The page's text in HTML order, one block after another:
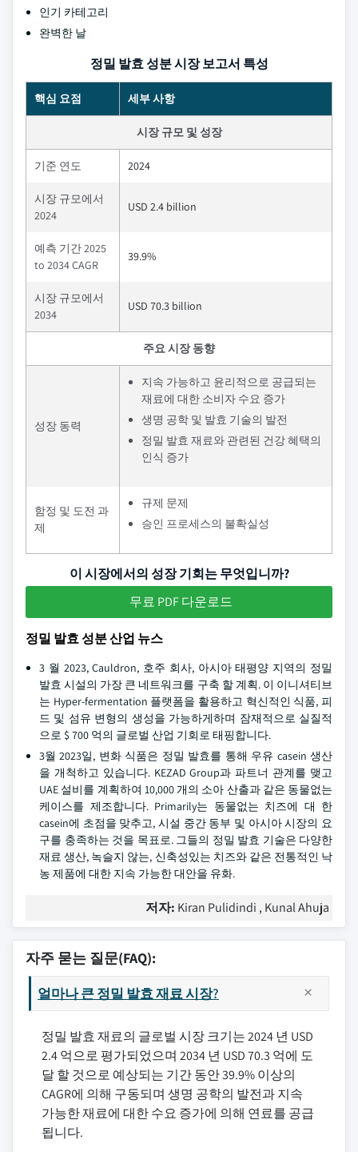
인기 카테고리
완벽한 날
정밀 발효 성분 시장 보고서 특성
핵심 요점 세부 사항
시장 규모 및 성장
기준 연도 2024
시장 규모에서
2024
USD 2.4 billion
예측 기간 2025
to 2034 CAGR
39.9%
시장 규모에서
2034
USD 70.3 billion
주요 시장 동향
성장 동력
지속 가능하고 윤리적으로 공급되는
재료에 대한 소비자 수요 증가
생명 공학 및 발효 기술의 발전
정밀 발효 재료와 관련된 건강 혜택의
인식 증가
함정 및 도전 과
제
규제 문제
승인 프로세스의 불확실성
이 시장에서의 성장 기회는 무엇입니까?
무료 PDF 다운로드
정밀 발효 성분 산업 뉴스
3 월 2023, Cauldron, 호주 회사, 아시아 태평양 지역의 정밀
발효 시설의 가장 큰 네트워크를 구축 할 계획. 이 이니셔티브
는 Hyper-fermentation 플랫폼을 활용하고 혁신적인 식품, 피
드 및 섬유 변형의 생성을 가능하게하며 잠재적으로 실질적
으로 $ 700 억의 글로벌 산업 기회로 태핑합니다.
3월 2023일, 변화 식품은 정밀 발효를 통해 우유 casein 생산
을 개척하고 있습니다. KEZAD Group과 파트너 관계를 맺고
UAE 설비를 계획하여 10,000 개의 소아 산출과 같은 동물없는
케이스를 제조합니다. Primarily는 동물없는 치즈에 대 한
casein에 초점을 맞추고, 시설 중간 동부 및 아시아 시장의 요
구를 충족하는 것을 목표로. 그들의 정밀 발효 기술은 다양한
재료 생산, 녹슬지 않는, 신축성있는 치즈와 같은 전통적인 낙
농 제품에 대한 지속 가능한 대안을 유화.
저자: Kiran Pulidindi , Kunal Ahuja
자주 묻는 질문(FAQ):
얼마나 큰 정밀 발효 재료 시장?
정밀 발효 재료의 글로벌 시장 크기는 2024 년 USD
2.4 억으로 평가되었으며 2034 년 USD 70.3 억에 도
달 할 것으로 예상되는 기간 동안 39.9% 이상의
CAGR에 의해 구동되며 생명 공학의 발전과 지속
가능한 재료에 대한 수요 증가에 의해 연료를 공급
됩니다.